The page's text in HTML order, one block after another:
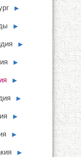
►
►
►
►
►
►
►
►
►